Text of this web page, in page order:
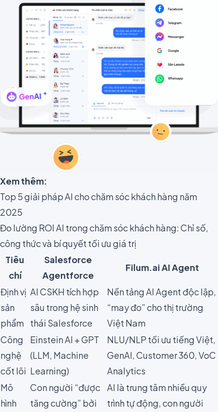
Xem thêm:
Top 5 giải pháp AI cho chăm sóc khách hàng năm
2025
Đo lường ROI AI trong chăm sóc khách hàng: Chỉ số,
công thức và bí quyết tối ưu giá trị
Tiêu
chí
Salesforce
Agentforce
Filum.ai AI Agent
Định vị
sản
phẩm
AI CSKH tích hợp
sâu trong hệ sinh
thái Salesforce
Nền tảng AI Agent độc lập,
“may đo” cho thị trường
Việt Nam
Công
nghệ
cốt lõi
Einstein AI + GPT
(LLM, Machine
Learning)
NLU/NLP tối ưu tiếng Việt,
GenAI, Customer 360, VoC
Analytics
Mô
hình
Con người “được
tăng cường” bởi
AI là trung tâm nhiều quy
trình tự động, con người